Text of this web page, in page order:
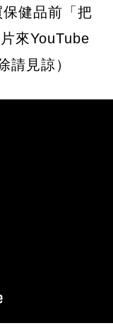
健品前「把
來YouTube
請見諒）